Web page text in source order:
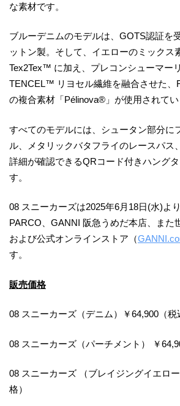
な素材です。
ブルーデニムのモデルは、GOTS認証を
ットン製。そして、イエローのミックス
Tex2Tex™ に加え、プレコンシューマー
TENCEL™ リヨセル繊維を融合させた、
の複合素材「Pélinova®」が使用されてい
すべてのモデルには、シュータン部分に
ル、メタリックバタフライのレースパス
詳細が確認できるQRコード付きハング
す。
08 スニーカーズは2025年6月18日(水)よ
PARCO、GANNI 阪急うめだ本店、また
および公式オンラインストア（
す。
販売価格
08 スニーカーズ（デニム）￥64,900（税
08 スニーカーズ（パーチメント） ￥
08 スニーカーズ （ブレイジングイエロ
格）